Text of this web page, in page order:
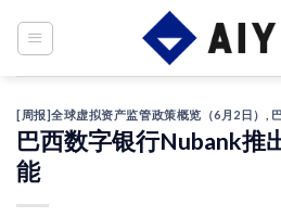
[周报]全球虚拟资产监管政策概览（6月2日）
巴西数字银行Nubank推
能